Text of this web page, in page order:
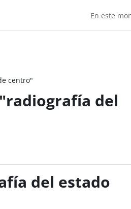
En este
centro"
del
del estado